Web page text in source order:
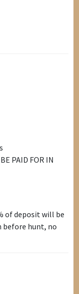
PAID FOR IN
of deposit will be
before hunt, no